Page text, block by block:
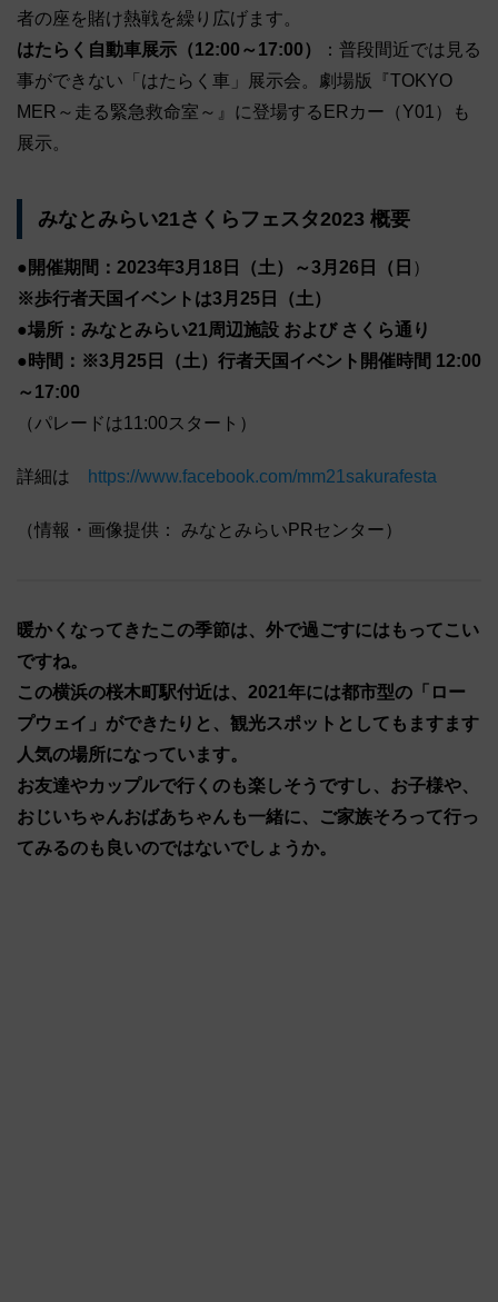
者の座を賭け熱戦を繰り広げます。
はたらく自動車展示（12:00～17:00）
：普段間近では見る
事ができない「はたらく車」展示会。劇場版『TOKYO
MER～走る緊急救命室～』に登場するERカー（Y01）
も
展示。
みなとみらい21さくらフェスタ2023​ 概要
●開催期間：2023年3月18日（土）～3月26日（日 ） ​
※歩行者天国イベントは3月25日（土）​
●場所：みなとみらい21周辺施設 および さくら通り​
●時間：※3月25日（土）行者天国イベント開催時間 12:00
～17:00​
（パレードは11:00スタート）​
詳細は https://www.facebook.com/mm21sakurafesta
（情報・画像提供： みなとみらいPRセンター）
暖かくなってきたこの季節は、外で過ごすにはもってこい
ですね。
この横浜の桜木町駅付近は、2021年には都市型の「ロー
プウェイ」ができたりと、観光スポットとしてもますます
人気の場所になっています。
お友達やカップルで行くのも楽しそうですし、お子様や、
おじいちゃんおばあちゃんも一緒に、ご家族そろって行っ
てみるのも良いのではないでしょうか。